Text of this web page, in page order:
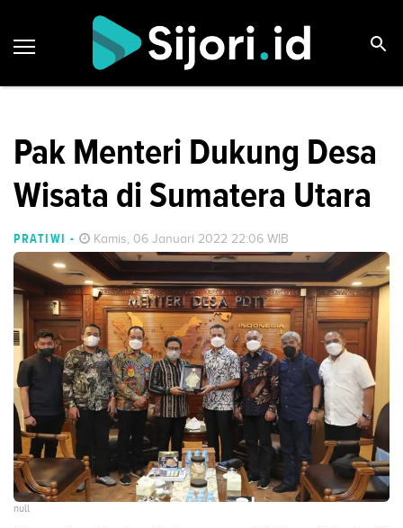
Pak Menteri Dukung Desa
Wisata di Sumatera Utara
PRATIWI - Kamis, 06 Januari 2022 22:06 WIB
null